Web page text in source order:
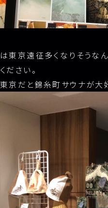
は東京遠征多くなりそうな
ください。
東京だと錦糸町サウナが大